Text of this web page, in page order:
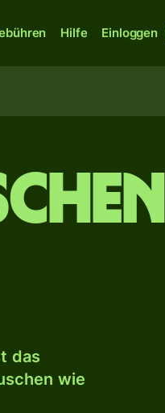
Hilfe Einloggen
das
wie